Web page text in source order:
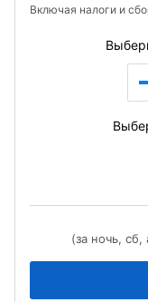
Включая налоги и
(за ночь, сб,